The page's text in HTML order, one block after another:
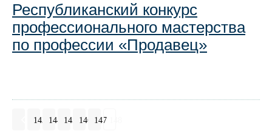
Республиканский конкурс
профессионального мастерства
по профессии «Продавец»
143 144 145 146 147